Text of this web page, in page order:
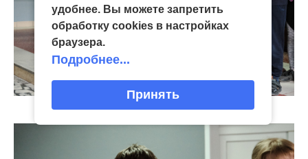
удобнее. Вы можете запретить
обработку сookies в настройках
браузера.
Подробнее...
Принять